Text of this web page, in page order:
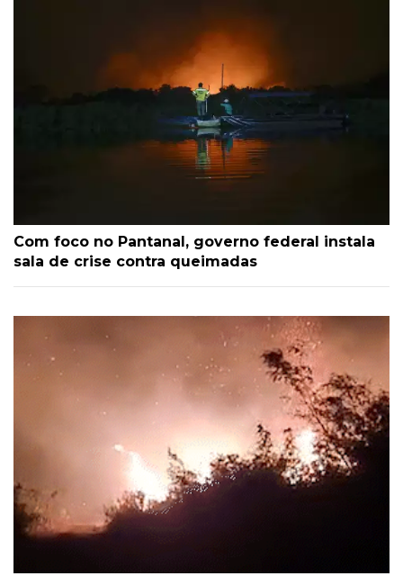
Com foco no Pantanal, governo federal instala
sala de crise contra queimadas